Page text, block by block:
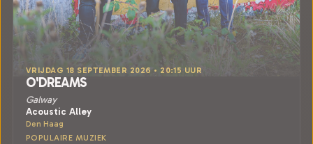
VRIJDAG 18 SEPTEMBER 2026 • 20:15 UUR
O'DREAMS
Galway
Acoustic Alley
Den Haag
POPULAIRE MUZIEK